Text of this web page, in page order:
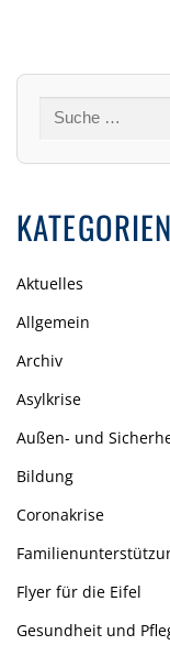
Suche
KATEGORIEN
Aktuelles
Allgemein
Archiv
Asylkrise
Außen- und
Bildung
Coronakrise
Flyer für die Eifel
Gesundheit und